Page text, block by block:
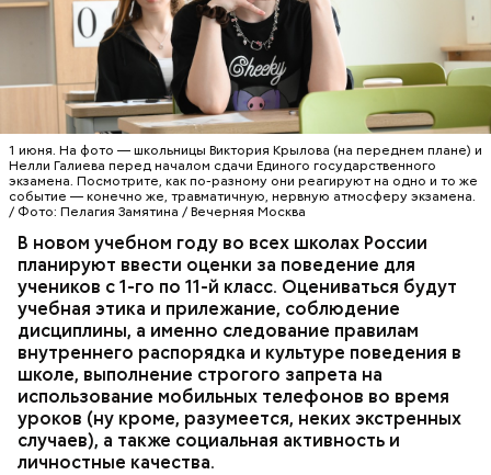
1 июня. На фото — школьницы Виктория Крылова (на переднем плане) и
Нелли Галиева перед началом сдачи Единого государственного
экзамена. Посмотрите, как по-разному они реагируют на одно и то же
событие — конечно же, травматичную, нервную атмосферу экзамена.
/ Фото: Пелагия Замятина / Вечерняя Москва
В новом учебном году во всех школах России
планируют ввести оценки за поведение для
учеников с 1-го по 11-й класс. Оцениваться будут
учебная этика и прилежание, соблюдение
дисциплины, а именно следование правилам
внутреннего распорядка и культуре поведения в
школе, выполнение строгого запрета на
использование мобильных телефонов во время
уроков (ну кроме, разумеется, неких экстренных
случаев), а также социальная активность и
личностные качества.